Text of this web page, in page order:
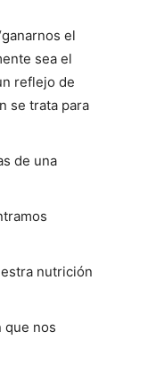
el
sea el
reflejo de
se trata para
de una
nutrición
que nos